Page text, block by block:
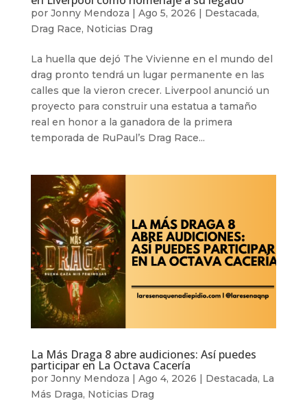
por Jonny Mendoza | Ago 5, 2026 | Destacada,
Drag Race, Noticias Drag
La huella que dejó The Vivienne en el mundo del
drag pronto tendrá un lugar permanente en las
calles que la vieron crecer. Liverpool anunció un
proyecto para construir una estatua a tamaño
real en honor a la ganadora de la primera
temporada de RuPaul’s Drag Race...
La Más Draga 8 abre audiciones: Así puedes
participar en La Octava Cacería
por Jonny Mendoza | Ago 4, 2026 | Destacada, La
Más Draga, Noticias Drag